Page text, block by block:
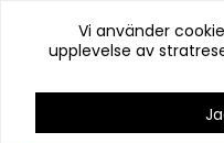
Vi använder
upplevelse av